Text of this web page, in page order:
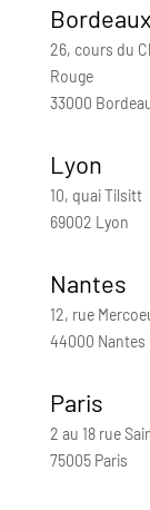
Bordeaux
26, cours du
Rouge
33000
Lyon
10, quai Tilsitt
69002 Lyon
Nantes
12, rue
44000 Nantes
Paris
2 au 18 rue
75005 Paris